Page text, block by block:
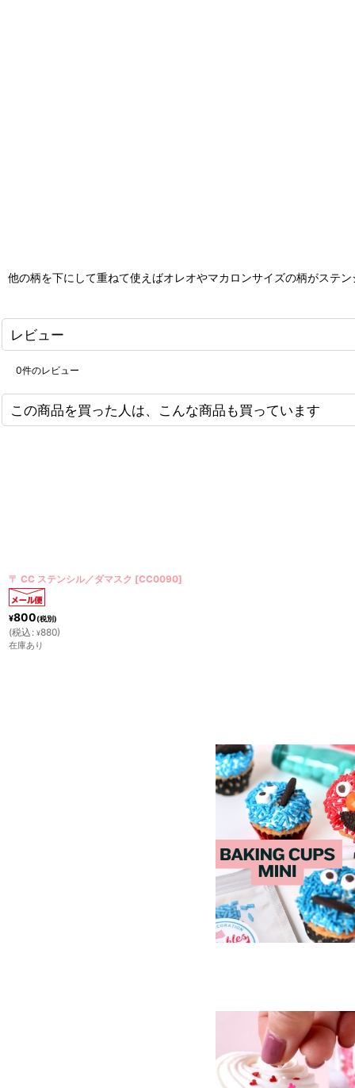
他の柄を下にして重ねて使えばオレオやマカロンサイズの柄がステ
レビュー
0件のレビュー
この商品を買った人は、こんな商品も買っています
〒 CC ステンシル／キャンディハーツ（２枚セット）
¥1,400(税別)
(税込 : ¥1,540
残りわずか